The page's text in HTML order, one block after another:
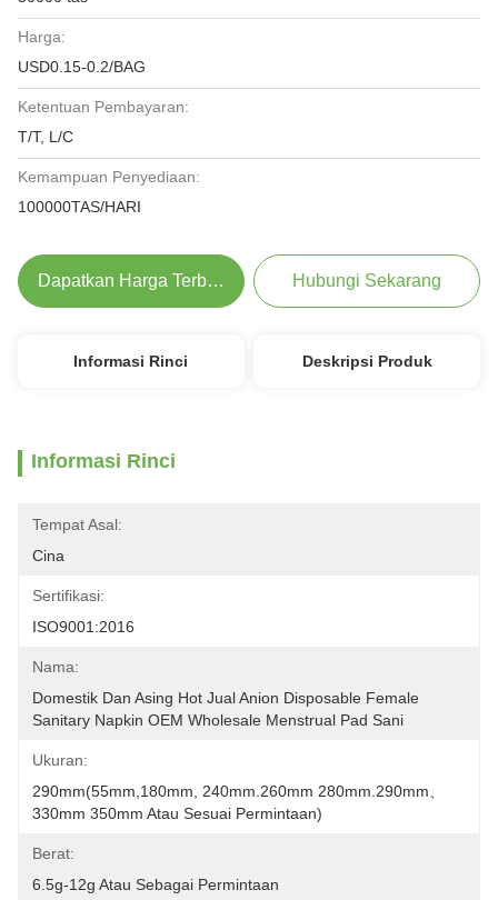
Harga:
USD0.15-0.2/BAG
Ketentuan Pembayaran:
T/T, L/C
Kemampuan Penyediaan:
100000TAS/HARI
Dapatkan Harga Terbaik Hubungi Sekarang
Informasi Rinci Deskripsi Produk
Informasi Rinci
Tempat Asal:
Cina
Sertifikasi:
ISO9001:2016
Nama:
Domestik Dan Asing Hot Jual Anion Disposable Female
Sanitary Napkin OEM Wholesale Menstrual Pad Sani
Ukuran:
290mm(55mm,180mm, 240mm.260mm 280mm.290mm、
330mm 350mm Atau Sesuai Permintaan)
Berat:
6.5g-12g Atau Sebagai Permintaan